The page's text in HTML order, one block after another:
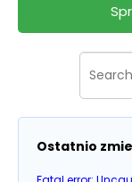
Ostatnio